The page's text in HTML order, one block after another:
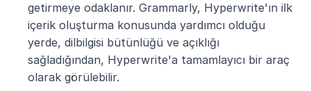
getirmeye odaklanır. Grammarly, Hyperwrite'ın ilk
içerik oluşturma konusunda yardımcı olduğu
yerde, dilbilgisi bütünlüğü ve açıklığı
sağladığından, Hyperwrite'a tamamlayıcı bir araç
olarak görülebilir.